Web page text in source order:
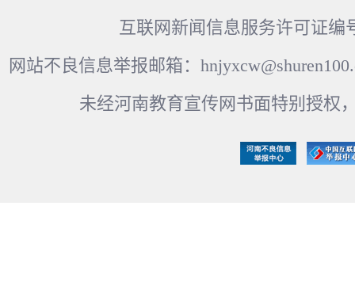
互联网新闻信息服务许可证编
网站不良信息举报邮箱：
未经河南教育宣传网书面特别授权